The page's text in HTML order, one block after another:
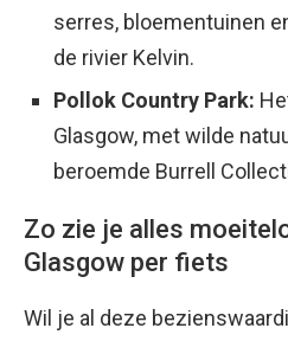
serres, bloementuinen
de rivier Kelvin.
Pollok Country Park:
Glasgow, met wilde
beroemde Burrell
Zo zie je alles
Glasgow per fiets
Wil je al deze